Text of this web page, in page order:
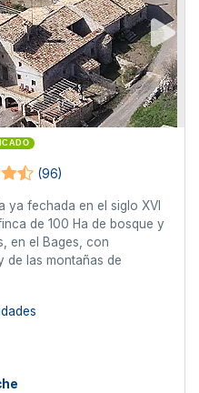
(96)
ya fechada en el siglo XVl
de 100 Ha de bosque y
en el Bages, con
de las montañas de